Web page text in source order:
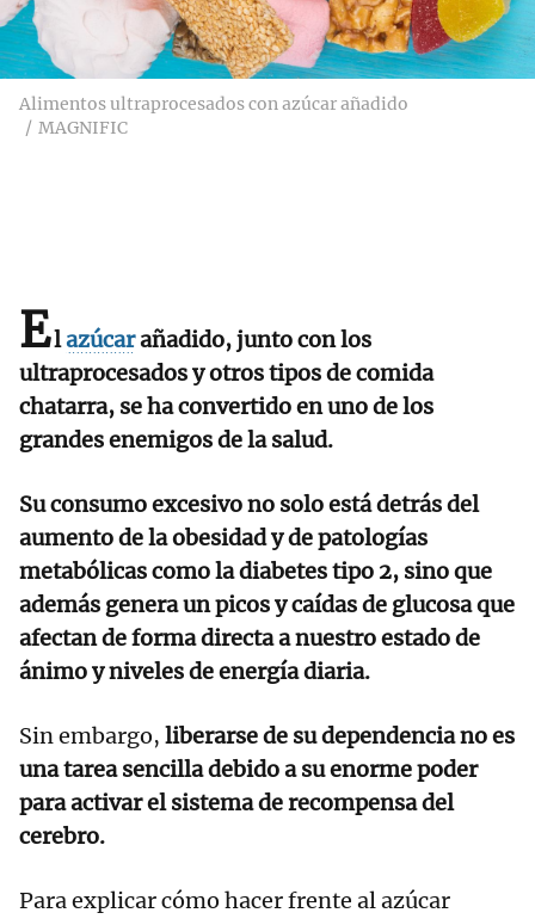
Alimentos ultraprocesados con azúcar añadido
MAGNIFIC
Elazúcarañadido, junto con los
ultraprocesados y otros tipos de comida
chatarra, se ha convertido en uno de los
grandes enemigos de la salud.
Su consumo excesivo no solo está detrás del
aumento de la obesidad y de patologías
metabólicas como la diabetes tipo 2, sino que
además genera un picos y caídas de glucosa que
afectan de forma directa a nuestro estado de
ánimo y niveles de energía diaria.
Sin embargo, liberarse de su dependencia no es
una tarea sencilla debido a su enorme poder
para activar el sistema de recompensa del
cerebro.
Para explicar cómo hacer frente al azúcar